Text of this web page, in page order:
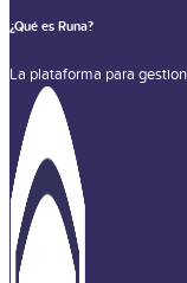
¿Qué es Runa?
La plataforma para